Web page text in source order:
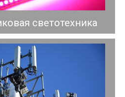
светотехника